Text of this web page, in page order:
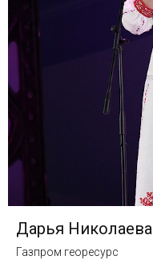
Дарья Николаева
Газпром георесурс